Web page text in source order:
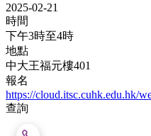
2025-02-21
時間
下午3時至4時
地點
中大王福元樓401
報名
https://cloud.itsc.cuhk.edu.hk/
查詢